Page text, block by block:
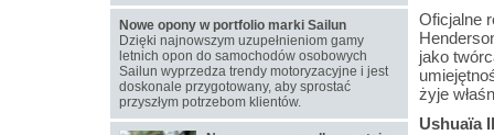
Oficjalne
jako
żyje
Ushuaïa
Nowe opony w portfolio marki Sailun
Dzięki najnowszym uzupełnieniom gamy
letnich opon do samochodów osobowych
Sailun wyprzedza trendy motoryzacyjne i jest
doskonale przygotowany, aby sprostać
przyszłym potrzebom klientów.